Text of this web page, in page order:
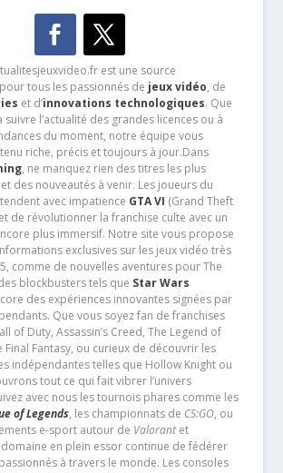
est une source
tous les passionnés de jeux vidéo, de
et d’innovations technologiques. Que
suivre l’actualité des grandes licences ou à
du moment, notre équipe vous
riche, précis et toujours à jour.Dans
, ne manquez rien des titres les plus
des nouveautés à venir. Les joueurs du
avec impatience GTA VI (Grand Theft
de révolutionner la franchise culte avec un
plus immersif. Notre site vous propose
exclusives sur les jeux vidéo très
comme de nouvelles aventures pour The
blockbusters tels que Star Wars
des expériences innovantes signées par
Que vous soyez fan de franchises
of Duty, Assassin’s Creed, The Legend of
Fantasy, ou curieux de découvrir les
indépendantes telles que Hollow Knight ou
tout ce qui fait vibrer l’univers
avec nous les tournois phares comme les
of Legends, les championnats de CS:GO, ou
e-sport autour de Valorantet
domaine en plein essor continue de fédérer
à travers le monde. Les consoles